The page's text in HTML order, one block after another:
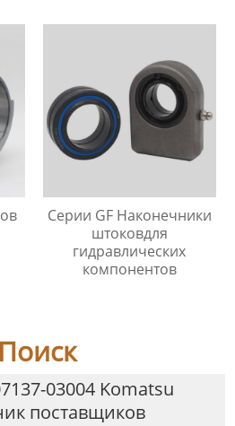
Серии GF Наконечники
штоковдля
гидравлических
компонентов
Поиск
03004 Komatsu
поставщиков